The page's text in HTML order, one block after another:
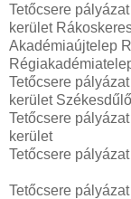
Tetőcsere
kerület
Akadémiaújtelep
Tetőcsere
kerület
Tetőcsere
kerület
Tetőcsere
Tetőcsere